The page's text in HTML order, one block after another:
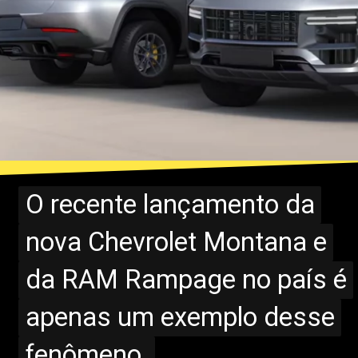
O recente lançamento da
nova Chevrolet Montana e
da RAM Rampage no país é
apenas um exemplo desse
O recente lançamento da
nova Chevrolet Montana e
da RAM Rampage no país é
apenas um exemplo desse